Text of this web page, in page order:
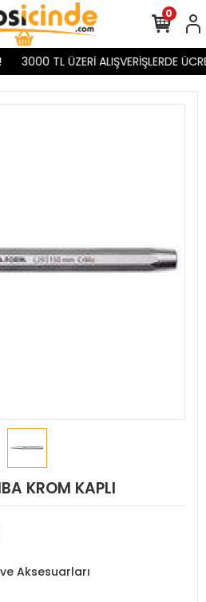
3000 TL ÜZERİ ALIŞVERİŞLERDE
0
KROM KAPLI
Aksesuarları